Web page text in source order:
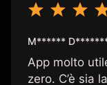
M******
App molto
zero. C’è sia